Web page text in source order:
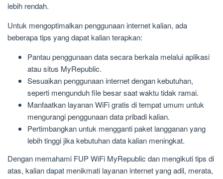
lebih rendah.
Untuk mengoptimalkan penggunaan internet kalian, ada
beberapa tips yang dapat kalian terapkan:
Pantau penggunaan data secara berkala melalui aplikasi
atau situs MyRepublic.
Sesuaikan penggunaan internet dengan kebutuhan,
seperti mengunduh file besar saat waktu tidak ramai.
Manfaatkan layanan WiFi gratis di tempat umum untuk
mengurangi penggunaan data pribadi kalian.
Pertimbangkan untuk mengganti paket langganan yang
lebih tinggi jika kebutuhan data kalian meningkat.
Dengan memahami FUP WiFi MyRepublic dan mengikuti tips di
atas, kalian dapat menikmati layanan internet yang adil, merata,